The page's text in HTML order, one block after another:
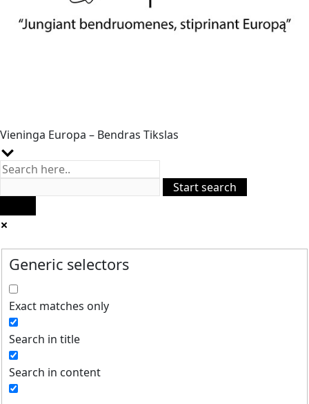
Vieninga Europa – Bendras Tikslas
Generic selectors
Exact matches only
Search in title
Search in content